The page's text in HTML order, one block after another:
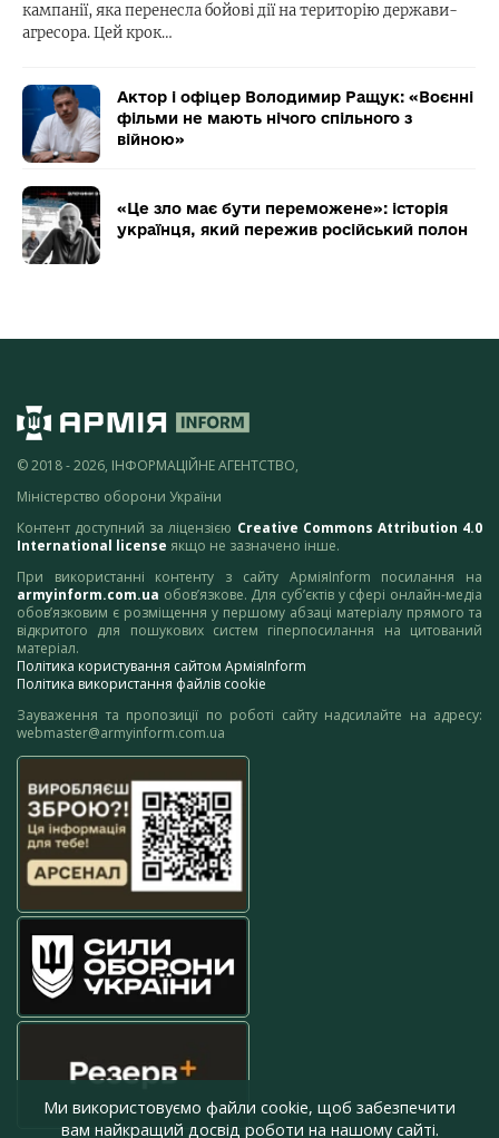
кампанії, яка перенесла бойові дії на територію держави-
агресора. Цей крок…
Актор і офіцер Володимир Ращук: «Воєнні
фільми не мають нічого спільного з
війною»
«Це зло має бути переможене»: історія
українця, який пережив російський полон
© 2018 - 2026, ІНФОРМАЦІЙНЕ АГЕНТСТВО,
Міністерство оборони України
Контент доступний за ліцензією Creative Commons Attribution 4.0
International license якщо не зазначено інше.
При використанні контенту з сайту АрміяInform посилання на
armyinform.com.ua обов’язкове. Для суб’єктів у сфері онлайн-медіа
обов’язковим є розміщення у першому абзаці матеріалу прямого та
відкритого для пошукових систем гіперпосилання на цитований
матеріал.
Політика користування сайтом АрміяInform
Політика використання файлів cookie
Зауваження та пропозиції по роботі сайту надсилайте на адресу:
webmaster@armyinform.com.ua
Ми використовуємо файли cookie, щоб забезпечити
вам найкращий досвід роботи на нашому сайті.